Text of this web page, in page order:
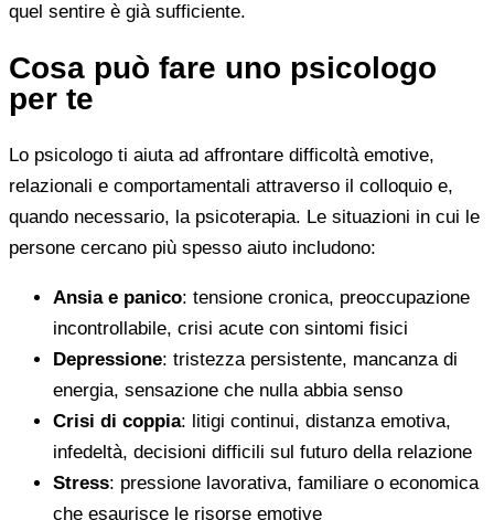
quel sentire è già sufficiente.
Cosa può fare uno psicologo
per te
Lo psicologo ti aiuta ad affrontare difficoltà emotive,
relazionali e comportamentali attraverso il colloquio e,
quando necessario, la psicoterapia. Le situazioni in cui le
persone cercano più spesso aiuto includono:
Ansia e panico: tensione cronica, preoccupazione
incontrollabile, crisi acute con sintomi fisici
Depressione: tristezza persistente, mancanza di
energia, sensazione che nulla abbia senso
Crisi di coppia: litigi continui, distanza emotiva,
infedeltà, decisioni difficili sul futuro della relazione
Stress: pressione lavorativa, familiare o economica
che esaurisce le risorse emotive